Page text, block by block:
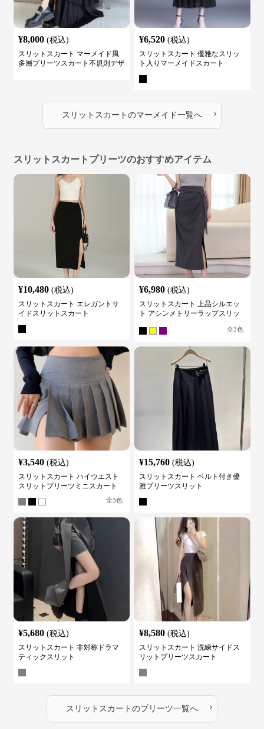
¥8,000 (税込)
スリットスカート マーメイド風
多層プリーツスカート不規則デザ
¥6,520 (税込)
スリットスカート 優雅なスリッ
ト入りマーメイドスカート
スリットスカート のマーメイド一覧へ ›
スリットスカートプリーツのおすすめアイテム
¥10,480 (税込)
スリットスカート エレガントサ
イドスリットスカート
¥6,980 (税込)
スリットスカート 上品シルエッ
ト アシンメトリーラップスリッ
全3色
¥3,540 (税込)
スリットスカート ハイウエスト
スリットプリーツミニスカート
全3色
¥15,760 (税込)
スリットスカート ベルト付き優
雅プリーツスリット
¥5,680 (税込)
スリットスカート 非対称ドラマ
ティックスリット
¥8,580 (税込)
スリットスカート 洗練サイドス
リットプリーツスカート
スリットスカート のプリーツ一覧へ ›